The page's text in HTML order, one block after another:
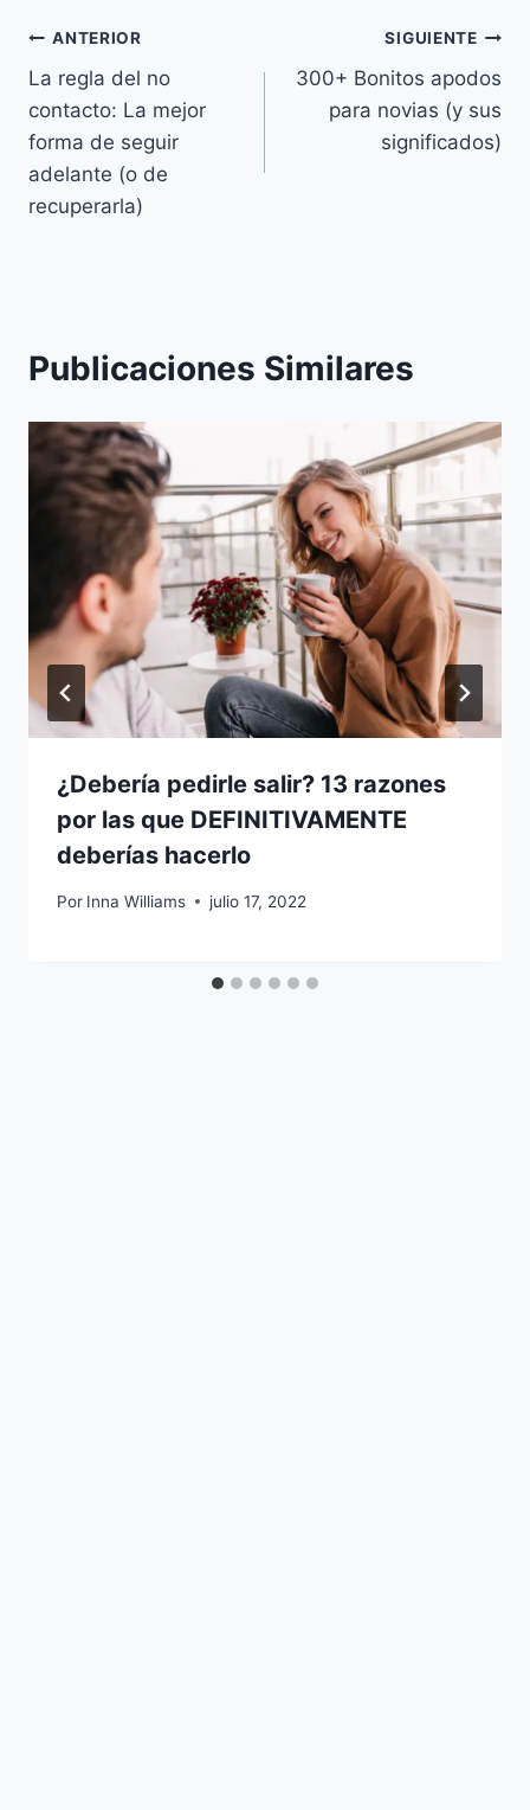
Navegación
de
entradas
ANTERIOR
La regla del no
contacto: La mejor
forma de seguir
adelante (o de
recuperarla)
SIGUIENTE
300+ Bonitos apodos
para novias (y sus
significados)
Publicaciones Similares
¿Debería pedirle salir? 13 razones
por las que DEFINITIVAMENTE
deberías hacerlo
Por Inna Williams julio 17, 2022